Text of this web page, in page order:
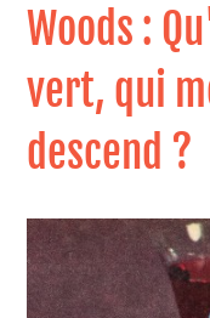
Woods :
vert, qui
descend ?